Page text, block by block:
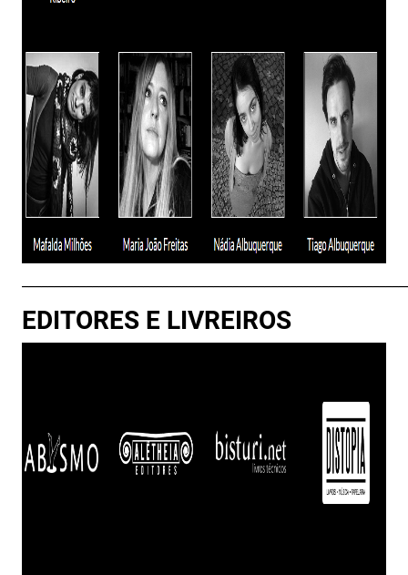
EDITORES E LIVREIROS